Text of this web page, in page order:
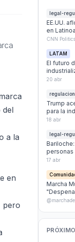
del
a la
en
pero
legal-
EE.UU.
en
plantar
CNN Politics
LATAM
El futuro
20 abr
regulacion
Trump
para la
18 abr
legal-
personas
17 abr
Marcha
presas